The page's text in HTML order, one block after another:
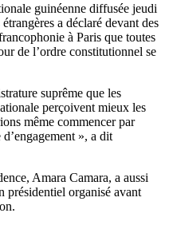
guinéenne diffusée jeudi
a déclaré devant des
à Paris que toutes
de l’ordre constitutionnel se
suprême que les
perçoivent mieux les
même commencer par
», a dit
Amara Camara, a aussi
présidentiel organisé avant